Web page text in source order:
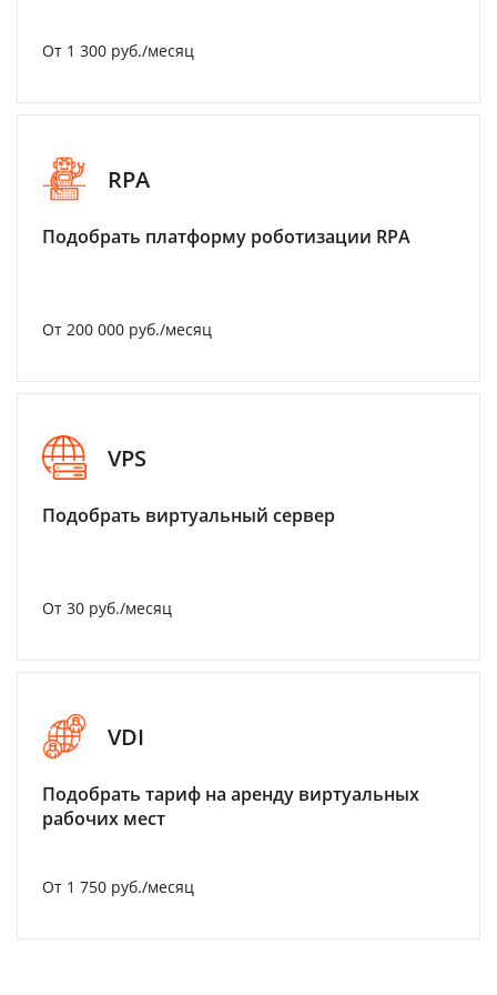
От 1 300 руб./месяц
RPA
Подобрать платформу роботизации RPA
От 200 000 руб./месяц
VPS
Подобрать виртуальный сервер
От 30 руб./месяц
VDI
Подобрать тариф на аренду виртуальных
рабочих мест
От 1 750 руб./месяц